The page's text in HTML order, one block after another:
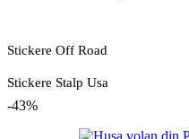
Stickere Off Road
Stickere Stalp Usa
-43%